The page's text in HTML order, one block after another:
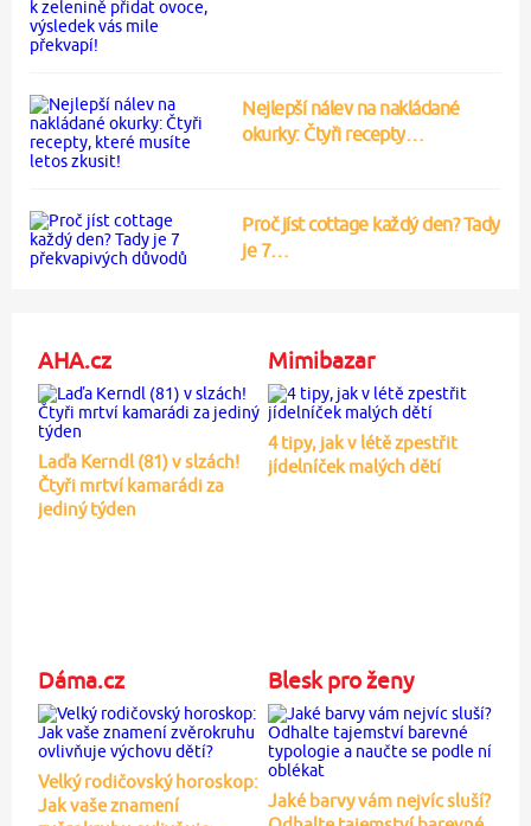
Nejlepší nálev na nakládané
okurky: Čtyři recepty…
Proč jíst cottage každý den? Tady
je 7…
AHA.cz
Laďa Kerndl (81) v slzách!
Čtyři mrtví kamarádi za
jediný týden
Mimibazar
4 tipy, jak v létě zpestřit
jídelníček malých dětí
Dáma.cz
Velký rodičovský horoskop:
Jak vaše znamení
Blesk pro ženy
Jaké barvy vám nejvíc sluší?